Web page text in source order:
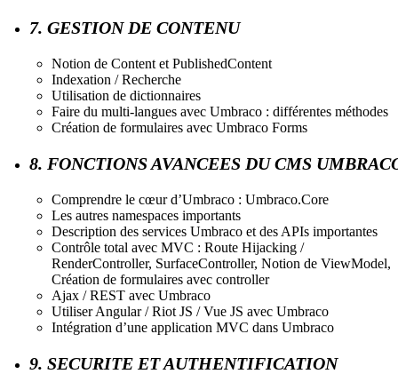
7. GESTION DE CONTENU
Notion de Content et PublishedContent
Indexation / Recherche
Utilisation de dictionnaires
Faire du multi-langues avec Umbraco : différentes méthodes
Création de formulaires avec Umbraco Forms
8. FONCTIONS AVANCEES DU CMS
Comprendre le cœur d’Umbraco : Umbraco.Core
Les autres namespaces importants
Description des services Umbraco et des APIs importantes
Contrôle total avec MVC : Route Hijacking /
RenderController, SurfaceController, Notion de ViewModel,
Création de formulaires avec controller
Ajax / REST avec Umbraco
Utiliser Angular / Riot JS / Vue JS avec Umbraco
Intégration d’une application MVC dans Umbraco
9. SECURITE ET AUTHENTIFICATION